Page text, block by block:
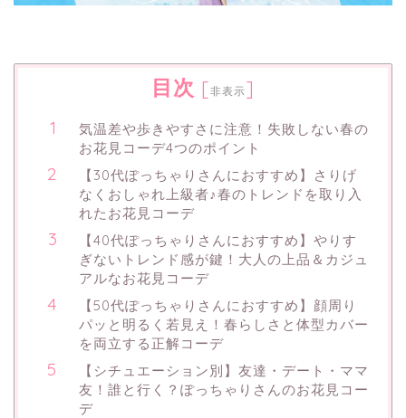
目次 [非表示]
気温差や歩きやすさに注意！失敗しない春の
お花見コーデ4つのポイント
【30代ぽっちゃりさんにおすすめ】さりげ
なくおしゃれ上級者♪春のトレンドを取り入
れたお花見コーデ
【40代ぽっちゃりさんにおすすめ】やりす
ぎないトレンド感が鍵！大人の上品＆カジュ
アルなお花見コーデ
【50代ぽっちゃりさんにおすすめ】顔周り
パッと明るく若見え！春らしさと体型カバー
を両立する正解コーデ
【シチュエーション別】友達・デート・ママ
友！誰と行く？ぽっちゃりさんのお花見コー
デ